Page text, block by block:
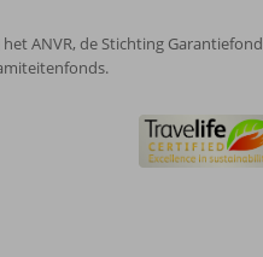
ANVR, de Stichting